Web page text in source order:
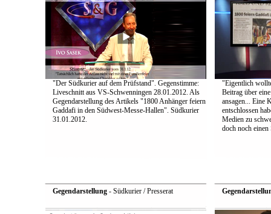
"Der Südkurier auf dem Prüfstand". Gegenstimme:
Liveschnitt aus VS-Schwenningen 28.01.2012. Als
Gegendarstellung des Artikels "1800 Anhänger feiern
Gaddafi in den Südwest-Messe-Hallen". Südkurier
31.01.2012.
"Eigentlich
Beitrag über
ansagen... Eine
entschlossen
Medien zu
doch noch
Gegendarstellung- Südkurier / Presserat